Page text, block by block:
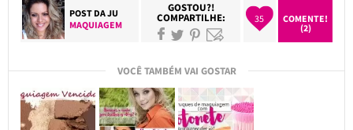
POST DAJU
MAQUIAGEM
GOSTOU?!
COMPARTILHE: 35
COMENTE!
(2)
VOCÊ TAMBÉM VAI GOSTAR